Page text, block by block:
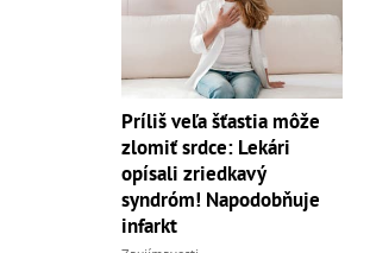
Príliš veľa šťastia môže
zlomiť srdce: Lekári
opísali zriedkavý
syndróm! Napodobňuje
infarkt